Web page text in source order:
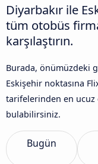
Diyarbakır ile
tüm otobüs
karşılaştırın.
Burada, önümüzdeki
Eskişehir noktasına
tarifelerinden en
bulabilirsiniz.
Bugün